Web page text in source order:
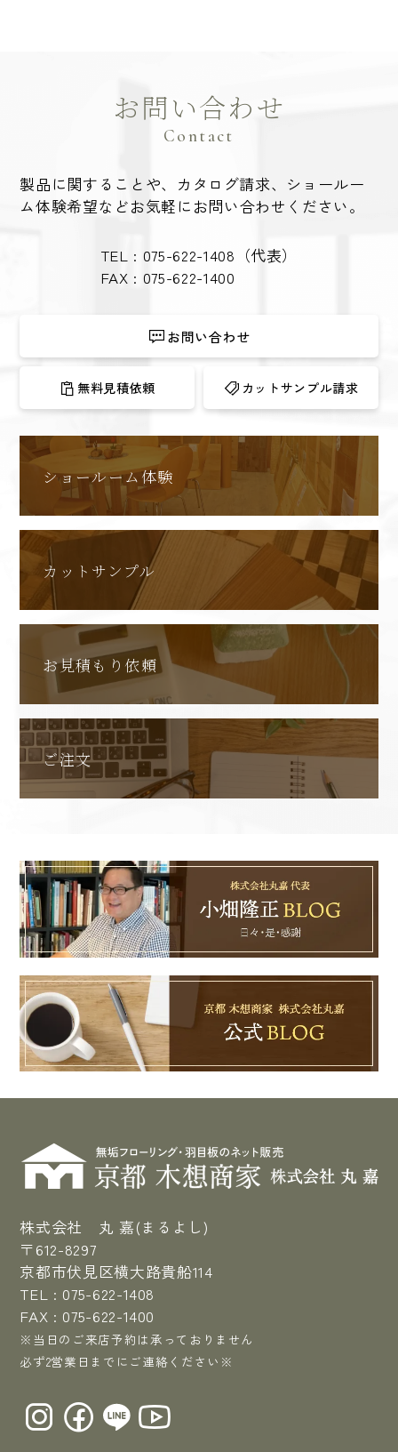
お問い合わせ
Contact
製品に関することや、カタログ請求、ショールー
ム体験希望などお気軽にお問い合わせください。
TEL : 075-622-1408 （代表）
FAX : 075-622-1400
お問い合わせ
無料見積依頼 カットサンプル請求
ショールーム体験
カットサンプル
お見積もり依頼
ご注文
株式会社 丸 嘉(まるよし)
〒612-8297
京都市伏見区横大路貴船114
TEL : 075-622-1408
FAX : 075-622-1400
※当日のご来店予約は承っておりません
必ず2営業日までにご連絡ください※